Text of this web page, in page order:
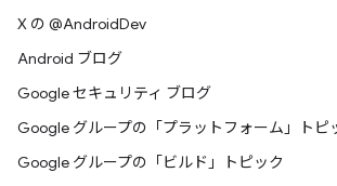
X の @AndroidDev
Android ブログ
Google セキュリティ ブログ
Google グループの「プラットフォーム」トピ
Google グループの「ビルド」トピック